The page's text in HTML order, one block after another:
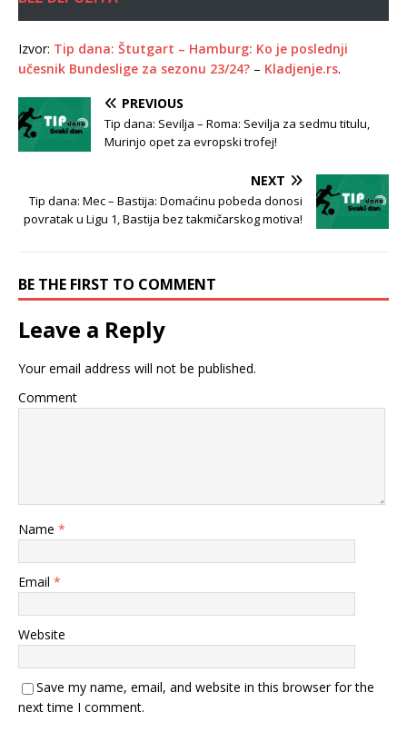
Izvor: Tip dana: Štutgart – Hamburg: Ko je poslednji
učesnik Bundeslige za sezonu 23/24? – Kladjenje.rs.
PREVIOUS
Tip dana: Sevilja – Roma: Sevilja za sedmu titulu,
Murinjo opet za evropski trofej!
NEXT
Tip dana: Mec – Bastija: Domaćinu pobeda donosi
povratak u Ligu 1, Bastija bez takmičarskog motiva!
BE THE FIRST TO COMMENT
Leave a Reply
Your email address will not be published.
Comment
Name *
Email *
Website
Save my name, email, and website in this browser for the
next time I comment.